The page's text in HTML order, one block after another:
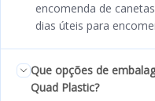
encomenda de
dias úteis para
Que opções de
Quad Plastic?